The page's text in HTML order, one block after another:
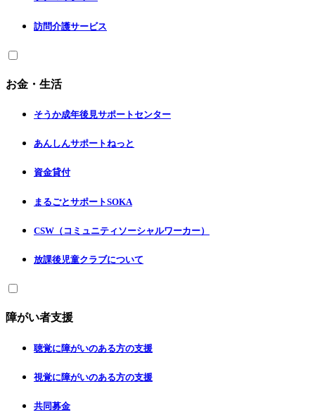
訪問介護サービス
お金・生活
そうか成年後見サポートセンター
あんしんサポートねっと
資金貸付
まるごとサポートSOKA
CSW（コミュニティソーシャルワーカー）
放課後児童クラブについて
障がい者支援
聴覚に障がいのある方の支援
視覚に障がいのある方の支援
共同募金